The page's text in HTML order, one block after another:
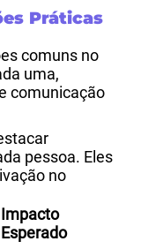
Práticas
comuns no
uma,
comunicação
pessoa. Eles
no
Impacto
Esperado